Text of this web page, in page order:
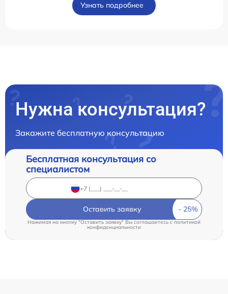
Узнать подробнее
Нужна консультация?
Закажите бесплатную консультацию
Бесплатная консультация со
специалистом
Оставить заявку
Нажимая на кнопку "Оставить заявку" Вы соглашаетесь cполитикой
конфиденциальности